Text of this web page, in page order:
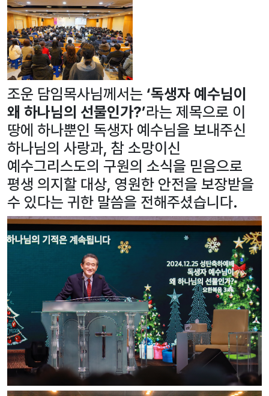
조운 담임목사님께서는 ‘독생자 예수님이
왜 하나님의 선물인가?’라는 제목으로 이
땅에 하나뿐인 독생자 예수님을 보내주신
하나님의 사랑과, 참 소망이신
예수그리스도의 구원의 소식을 믿음으로
평생 의지할 대상, 영원한 안전을 보장받을
수 있다는 귀한 말씀을 전해주셨습니다.